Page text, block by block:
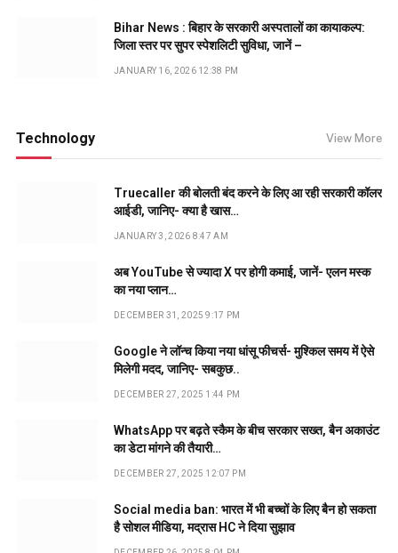
Bihar News : बिहार के सरकारी अस्पतालों का कायाकल्प:
जिला स्तर पर सुपर स्पेशलिटी सुविधा, जानें –
JANUARY 16, 2026 12:38 PM
Technology View More
Truecaller की बोलती बंद करने के लिए आ रही सरकारी कॉलर
आईडी, जानिए- क्या है खास…
JANUARY 3, 2026 8:47 AM
अब YouTube से ज्यादा X पर होगी कमाई, जानें- एलन मस्क
का नया प्लान…
DECEMBER 31, 2025 9:17 PM
Google ने लॉन्च किया नया धांसू फीचर्स- मुश्किल समय में ऐसे
मिलेगी मदद, जानिए- सबकुछ..
DECEMBER 27, 2025 1:44 PM
WhatsApp पर बढ़ते स्कैम के बीच सरकार सख्त, बैन अकाउंट
का डेटा मांगने की तैयारी…
DECEMBER 27, 2025 12:07 PM
Social media ban: भारत में भी बच्चों के लिए बैन हो सकता
है सोशल मीडिया, मद्रास HC ने दिया सुझाव